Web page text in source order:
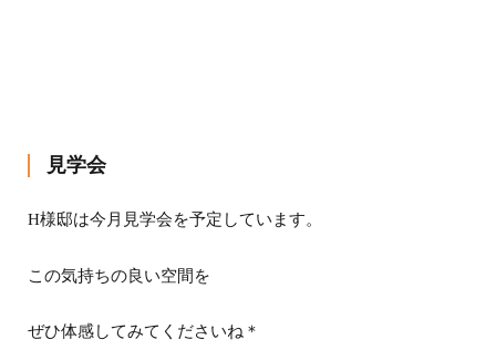
見学会
H様邸は今月見学会を予定しています。
この気持ちの良い空間を
ぜひ体感してみてくださいね＊